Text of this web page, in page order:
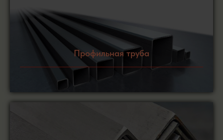
Профильная труба